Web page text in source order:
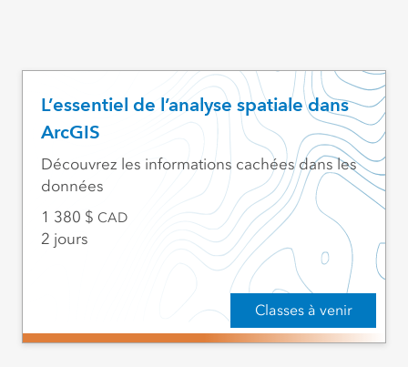
L’essentiel de l’analyse spatiale dans
ArcGIS
Classes à venir
Découvrez les informations cachées dans les
données
1 380
CAD
2 jours